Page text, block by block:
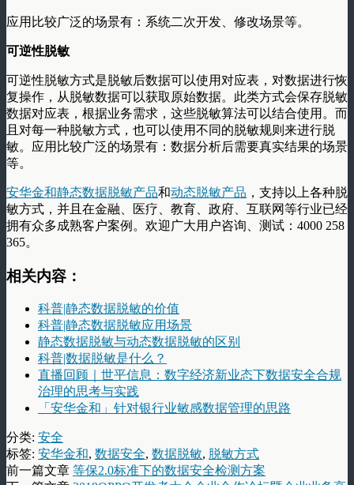
应用比较广泛的场景有：系统二次开发、修改场景等。
可逆性脱敏
可逆性脱敏方式是脱敏后数据可以使用对应表，对数据进行恢
复操作，从脱敏数据可以获取原始数据。此类方式会保存脱敏
数据对应表，根据业务需求，这些脱敏算法可以结合使用。而
且对每一种脱敏方式，也可以使用不同的脱敏规则来进行脱
敏。应用比较广泛的场景有：数据分析后需要真实结果的场景
等。
安华金和静态数据脱敏产品和动态脱敏产品 ，支持以上各种脱
敏方式，并且在金融、医疗、教育、政府、互联网等行业已经
拥有众多成熟客户案例。欢迎广大用户咨询、测试：4000 258
365。
相关内容：
科普|静态数据脱敏的价值
科普|静态数据脱敏应用场景
静态数据脱敏与动态数据脱敏的区别
科普|数据脱敏是什么？
直播回顾｜世平信息：数字经济新业态下数据安全合规
治理的思考与实践
「安华金和」针对银行业敏感数据管理的思路
分类: 安全
标签: 安华金和, 数据安全, 数据脱敏, 脱敏方式
前一篇文章 等保2.0标准下的数据安全检测方案